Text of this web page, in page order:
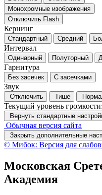
Монохромные изображения
Отключить Flash
Кернинг
Стандартный Средний
Интервал
Одинарный Полуторный
Гарнитура
Без засечек С засечками
Звук
Отключить Тише
Текущий уровень громкости:
Вернуть стандартные
Обычная версия сайта
Закрыть дополнительные
© Мибок: Версия для
Московская
Академия